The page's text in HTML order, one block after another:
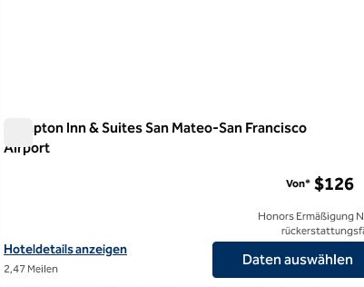
Hampton Inn & Suites San Mateo-San Francisco
Airport
Hoteldetails zum Flughafen Hampton Inn & Suites San Mateo-
Hoteldetails anzeigen
2,47 Meilen
Von* $126
Honors Ermäßigung
Daten auswählen